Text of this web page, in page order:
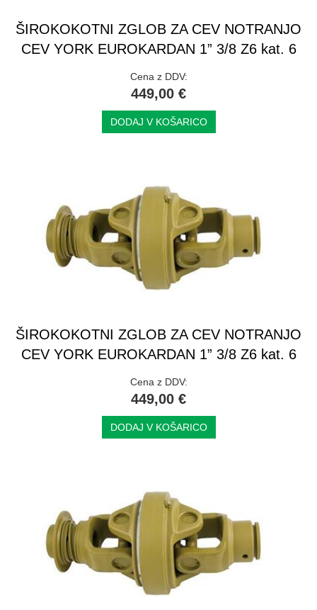
ŠIROKOKOTNI ZGLOB ZA CEV NOTRANJO
CEV YORK EUROKARDAN 1” 3/8 Z6 kat. 6
Cena z DDV:
449,00 €
DODAJ V KOŠARICO
ŠIROKOKOTNI ZGLOB ZA CEV NOTRANJO
CEV YORK EUROKARDAN 1” 3/8 Z6 kat. 6
Cena z DDV:
449,00 €
DODAJ V KOŠARICO